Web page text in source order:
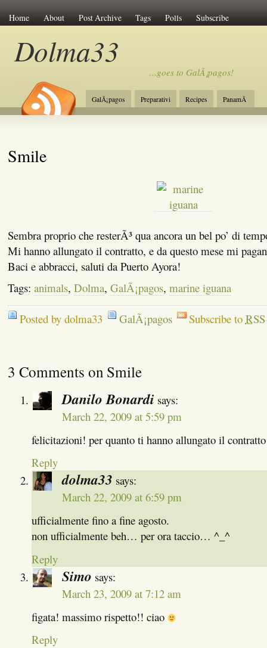
Home About Post Archive Tags Polls Subscribe
Dolma33
…goes to GalÃ¡pagos!
GalÃ¡pagos Preparativi Recipes PanamÃ
Smile
Sembra proprio che resterÃ³ qua ancora un bel po’ di
Mi hanno allungato il contratto, e da questo mese mi
Baci e abbracci, saluti da Puerto Ayora!
Tags: animals, Dolma, GalÃ¡pagos, marine iguana
Posted by dolma33 GalÃ¡pagos Subscribe to RSS
3 Comments on Smile
Danilo Bonardi says:
March 22, 2009 at 5:59 pm
felicitazioni! per quanto ti hanno allungato il
Reply
dolma33 says:
March 22, 2009 at 6:59 pm
ufficialmente fino a fine agosto.
non ufficialmente beh… per ora taccio… ^_^
Reply
Simo says:
March 23, 2009 at 7:12 am
figata! massimo rispetto!! ciao
Reply